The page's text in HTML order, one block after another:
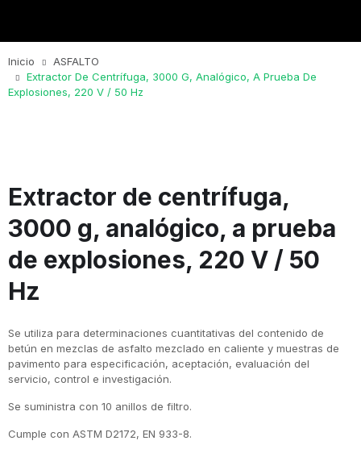
Inicio
ASFALTO
Extractor De Centrífuga, 3000 G, Analógico, A Prueba De
Explosiones, 220 V / 50 Hz
Extractor de centrífuga,
3000 g, analógico, a prueba
de explosiones, 220 V / 50
Hz
Se utiliza para determinaciones cuantitativas del contenido de
betún en mezclas de asfalto mezclado en caliente y muestras de
pavimento para especificación, aceptación, evaluación del
servicio, control e investigación.
Se suministra con 10 anillos de filtro.
Cumple con ASTM D2172, EN 933-8.